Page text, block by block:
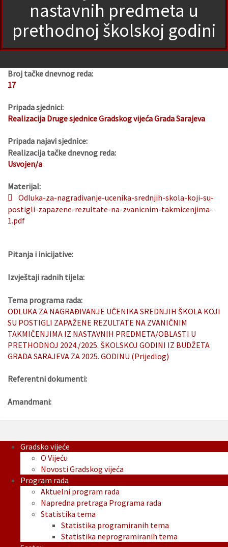
nastavnih predmeta u
prethodnoj školskoj godini
Broj tačke dnevnog reda:
17
Pripada sjednici:
Realizacija Druge sjednice Gradskog vijeća Grada Sarajeva
Pripada najavi sjednice:
Realizacija tačke dnevnog reda:
Usvojen/a
Materijal:
Odluka-za-nagradivanje-ucenika-srednjih-skola-koji-su-
postigli-zapazene-rezultate-na-zvanicnim-takmicenjima-
1.pdf
Pitanja i inicijative:
Izvještaji radnih tijela:
Tema programa rada:
ODLUKA ZA NAGRAĐIVANJE UČENIKA SREDNJIH ŠKOLA KOJI
SU POSTIGLI ZAPAŽENE REZULTATE NA ZVANIČNIM
TAKMIČENJIMA IZ NASTAVNIH PREDMETA/OBLASTI U
PRETHODNOJ 2024./2025. ŠKOLSKOJ GODINI IZ BUDŽETA
GRADA SARAJEVA ZA 2025. GODINU (Prijedlog)
Referentni dokumenti:
Amandmani:
Gradsko vijeće
O Vijeću
Novosti Gradskog vijeća
Program rada
Aktuelni program rada
Napredna pretraga Programa rada
Statistika tema
Statistika programiranih tema
Statistika neprogramiranih tema